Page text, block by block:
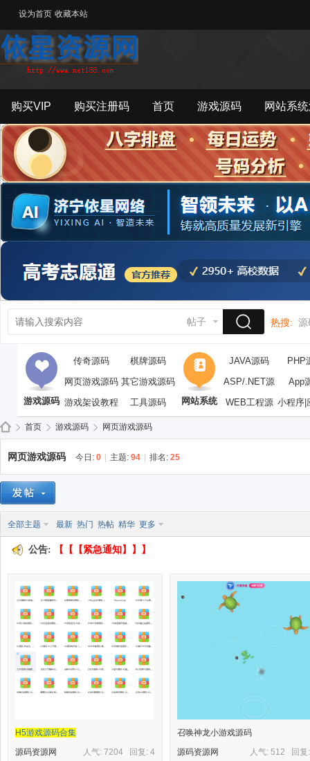
设为首页 收藏本站
购买VIP 购买注册码 首页 游戏源码 网站系
游戏工具 影音资源 主题模板
帖子 热搜: 源
游戏源码
传奇源码
棋牌源码
网页游戏源码 其它游戏源码
游戏架设教程
工具源码 网站系统
JAVA源码
PHP
ASP/.NET源
码
App
WEB工程源 小程序|
依 »
首页 游戏源码 网页游戏源码
网页游戏源码 今日: 0 主题: 94 排名: 25
全部主题 最新 热门 热帖 精华 更多
公告: 【【【紧急通知】】】
H5游戏源码合集
人气: 7204 回复: 4
源码资源网
召唤神龙小游戏源码
人气: 512 回
源码资源网